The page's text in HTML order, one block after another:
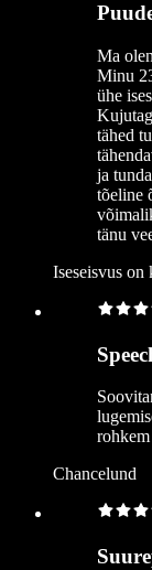
Ma
Minu
ühe
tähed
ja
tõeline
tänu
Iseseisvus on
Chancelund